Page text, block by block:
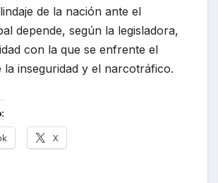
de la nación ante el
depende, según la legisladora,
con la que se enfrente el
la inseguridad y el narcotráfico.
X